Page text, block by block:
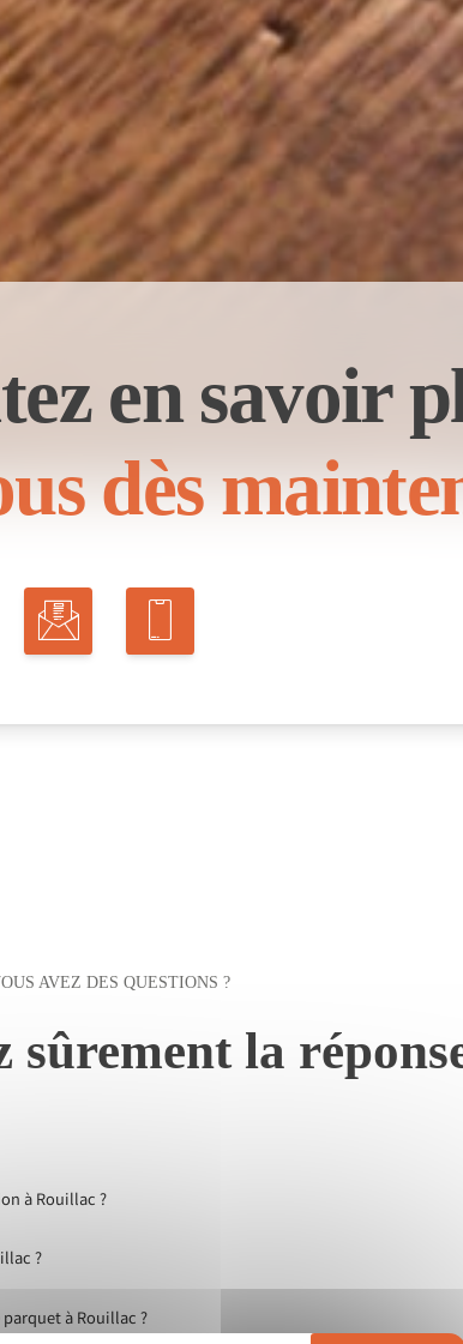
en savoir
dès
AVEZ DES QUESTIONS ?
sûrement la
à Rouillac ?
?
à Rouillac ?